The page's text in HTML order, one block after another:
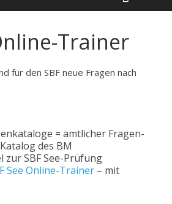
Trainer
für den SBF neue Fragen nach
= amtlicher Fragen-
des BM
zur SBF See-Prüfung
See Online-Trainer – mit